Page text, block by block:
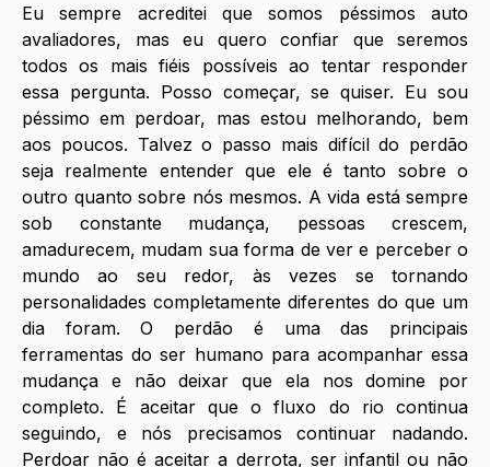
Eu sempre acreditei que somos péssimos auto
avaliadores, mas eu quero confiar que seremos
todos os mais fiéis possíveis ao tentar responder
essa pergunta. Posso começar, se quiser. Eu sou
péssimo em perdoar, mas estou melhorando, bem
aos poucos. Talvez o passo mais difícil do perdão
seja realmente entender que ele é tanto sobre o
outro quanto sobre nós mesmos. A vida está sempre
sob constante mudança, pessoas crescem,
amadurecem, mudam sua forma de ver e perceber o
mundo ao seu redor, às vezes se tornando
personalidades completamente diferentes do que um
dia foram. O perdão é uma das principais
ferramentas do ser humano para acompanhar essa
mudança e não deixar que ela nos domine por
completo. É aceitar que o fluxo do rio continua
seguindo, e nós precisamos continuar nadando.
Perdoar não é aceitar a derrota, ser infantil ou não